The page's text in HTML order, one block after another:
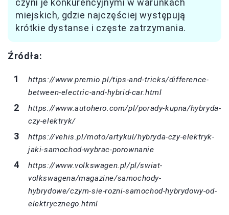
czyni je konkurencyjnymi w warunkach
miejskich, gdzie najczęściej występują
krótkie dystanse i częste zatrzymania.
Źródła:
https://www.premio.pl/tips-and-tricks/difference-
between-electric-and-hybrid-car.html
https://www.autohero.com/pl/porady-kupna/hybryda-
czy-elektryk/
https://vehis.pl/moto/artykul/hybryda-czy-elektryk-
jaki-samochod-wybrac-porownanie
https://www.volkswagen.pl/pl/swiat-
volkswagena/magazine/samochody-
hybrydowe/czym-sie-rozni-samochod-hybrydowy-od-
elektrycznego.html